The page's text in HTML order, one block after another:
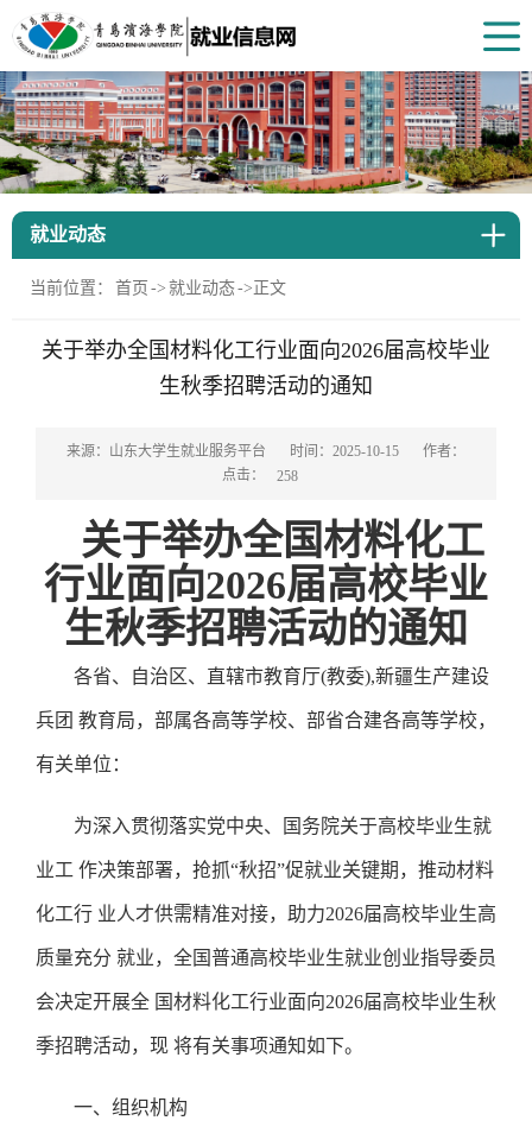
就业动态
当前位置： 首页 -> 就业动态->正文
关于举办全国材料化工行业面向2026届高校毕业
生秋季招聘活动的通知
来源：山东大学生就业服务平台 时间：2025-10-15
作者：
点击：
258
关于举办全国材料化工
行业面向2026届高校毕业
生秋季招聘活动的通知
各省、自治区、直辖市教育厅(教委),新疆生产建设
兵团 教育局，部属各高等学校、部省合建各高等学校，
有关单位：
为深入贯彻落实党中央、国务院关于高校毕业生就
业工 作决策部署，抢抓“秋招”促就业关键期，推动材料
化工行 业人才供需精准对接，助力2026届高校毕业生高
质量充分 就业，全国普通高校毕业生就业创业指导委员
会决定开展全 国材料化工行业面向2026届高校毕业生秋
季招聘活动，现 将有关事项通知如下。
一、组织机构